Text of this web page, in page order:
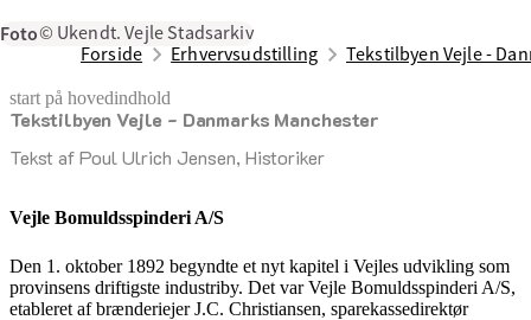
Foto© Ukendt. Vejle Stadsarkiv
Forside
Erhvervsudstilling Tekstilbyen Vejle -
start på hovedindhold
Tekstilbyen Vejle - Danmarks Manchester
Tekst af Poul Ulrich Jensen, Historiker
senest opdateret 17. februar 2026
Vejle Bomuldsspinderi A/S
Den 1. oktober 1892 begyndte et nyt kapitel i Vejles udvikling som
provinsens driftigste industriby. Det var Vejle Bomuldsspinderi A/S,
etableret af brænderiejer J.C. Christiansen, sparekassedirektør